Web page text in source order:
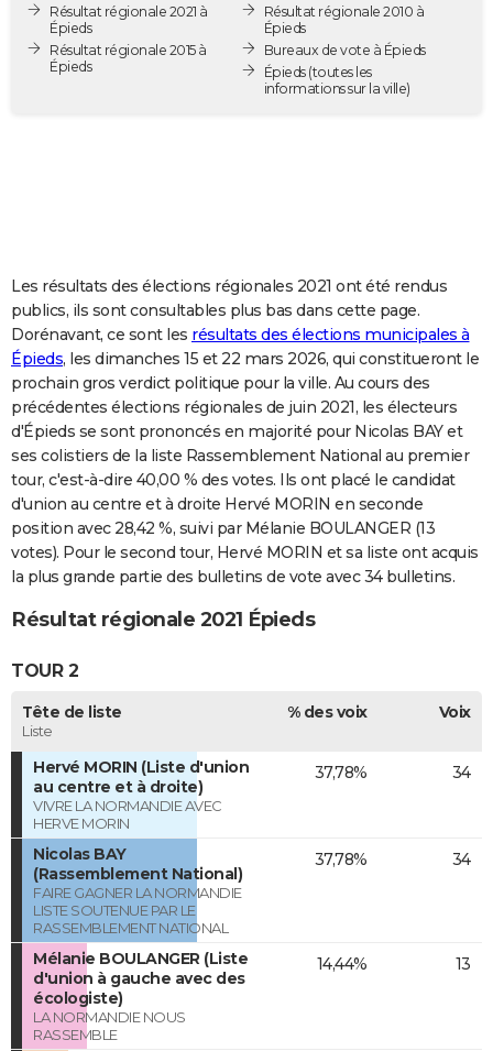
Destinations
City break
Voyage nature
Voyage de noces
Forum
PHOTO
GUIDES D'ACHAT
COPAINS D'AVANT
S'inscrire
Se connecter
Lycées
Collèges
Primaires
Universités
Entreprises
Service militaire
Avis de recherche
AVIS DE DÉCÈS
FORUM
Bricolage
Lifestyle
Culture
Sport
Auto
Television
Voyage
Cinema
Résultat régionale 2021 à
Épieds
Résultat régionale 2015 à
Épieds
Résultat régionale 2010 à
Épieds
Bureaux de vote à Épieds
Épieds(toutes les
informations sur la ville)
Les résultats des élections régionales 2021 ont été rendus
publics, ils sont consultables plus bas dans cette page.
Dorénavant, ce sont les résultats des élections municipales à
Épieds, les dimanches 15 et 22 mars 2026, qui constitueront le
prochain gros verdict politique pour la ville. Au cours des
précédentes élections régionales de juin 2021, les électeurs
d'Épieds se sont prononcés en majorité pour Nicolas BAY et
ses colistiers de la liste Rassemblement National au premier
tour, c'est-à-dire 40,00 % des votes. Ils ont placé le candidat
d'union au centre et à droite Hervé MORIN en seconde
position avec 28,42 %, suivi par Mélanie BOULANGER (13
votes). Pour le second tour, Hervé MORIN et sa liste ont acquis
la plus grande partie des bulletins de vote avec 34 bulletins.
Résultat régionale 2021 Épieds
TOUR 2
Tête de liste
Liste
% des voix Voix
Hervé MORIN (Liste d'union
au centre et à droite)
VIVRE LA NORMANDIE AVEC
HERVE MORIN
37,78% 34
Nicolas BAY
(Rassemblement National)
FAIRE GAGNER LA NORMANDIE
LISTE SOUTENUE PAR LE
RASSEMBLEMENT NATIONAL
37,78% 34
Mélanie BOULANGER (Liste
d'union à gauche avec des
écologiste)
LA NORMANDIE NOUS
RASSEMBLE
14,44% 13